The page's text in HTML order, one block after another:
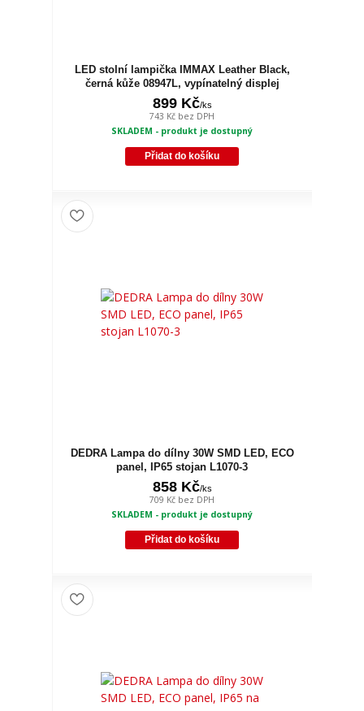
LED stolní lampička IMMAX Leather Black,
černá kůže 08947L, vypínatelný displej
899 Kč/ks
743 Kč bez DPH
SKLADEM - produkt je dostupný
Přidat do košíku
DEDRA Lampa do dílny 30W SMD LED, ECO
panel, IP65 stojan L1070-3
858 Kč/ks
709 Kč bez DPH
SKLADEM - produkt je dostupný
Přidat do košíku